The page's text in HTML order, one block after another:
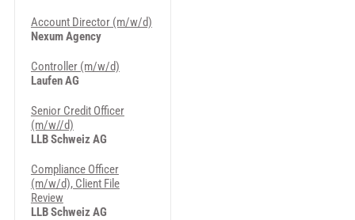
Account Director (m/w/d)
Nexum Agency
Controller (m/w/d)
Laufen AG
Senior Credit Officer
(m/w//d)
LLB Schweiz AG
Compliance Officer
(m/w/d), Client File
Review
LLB Schweiz AG